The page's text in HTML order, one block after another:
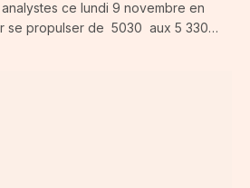
ce lundi 9 novembre en
se propulser de 5030 aux 5 330…